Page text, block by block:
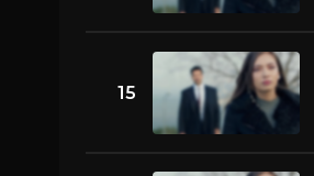
15